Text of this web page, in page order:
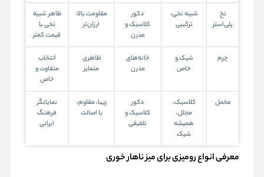
نخ
پلی‌استر
شبیه نخی،
ترکیبی
دکور
کلاسیک و
مدرن
مقاومت بالا،
ارزان‌تر
ظاهر شبیه
نخی با
قیمت کمتر
چرم
شیک و
خاص
خانه‌های
مدرن
ظاهری
متمایز
انتخاب
متفاوت و
خاص
مخمل
کلاسیک،
مجلل،
همیشه
شیک
دکور
کلاسیک و
تلفیقی
زیبا، مقاوم،
با اصالت
نمایانگر
فرهنگ
ایرانی
معرفی انواع رومیزی برای میز ناهار خوری